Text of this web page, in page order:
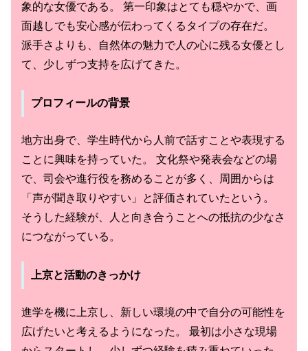
象的な女優である。 第一印象はとても穏やかで、画
面越しでも安心感が伝わってくるタイプの存在だ。
派手さよりも、自然体の魅力で人の心に残る女優とし
て、少しずつ支持を広げてきた。
プロフィールの背景
地方出身で、学生時代から人前で話すことや表現する
ことに興味を持っていた。 文化祭や発表会などの場
で、司会や進行役を務めることが多く、周囲からは
「声が聞き取りやすい」と評価されていたという。
そうした経験が、人と向き合うことへの抵抗の少なさ
につながっている。
上京と活動のきっかけ
進学を機に上京し、新しい環境の中で自分の可能性を
広げたいと考えるようになった。 最初は小さな現場